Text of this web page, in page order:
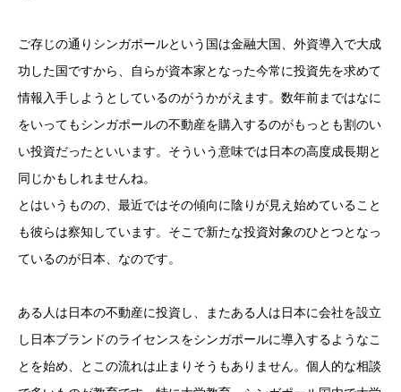
ご存じの通りシンガポールという国は金融大国、外資導入で大成
功した国ですから、自らが資本家となった今常に投資先を求めて
情報入手しようとしているのがうかがえます。数年前まではなに
をいってもシンガポールの不動産を購入するのがもっとも割のい
い投資だったといいます。そういう意味では日本の高度成長期と
同じかもしれませんね。
とはいうものの、最近ではその傾向に陰りが見え始めていること
も彼らは察知しています。そこで新たな投資対象のひとつとなっ
ているのが日本、なのです。
ある人は日本の不動産に投資し、またある人は日本に会社を設立
し日本ブランドのライセンスをシンガポールに導入するようなこ
とを始め、とこの流れは止まりそうもありません。個人的な相談